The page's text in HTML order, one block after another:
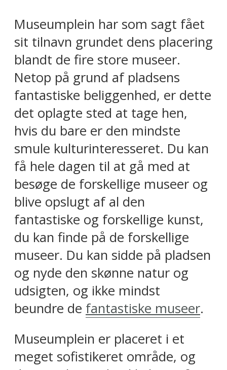
Museumplein har som sagt fået
sit tilnavn grundet dens placering
blandt de fire store museer.
Netop på grund af pladsens
fantastiske beliggenhed, er dette
det oplagte sted at tage hen,
hvis du bare er den mindste
smule kulturinteresseret. Du kan
få hele dagen til at gå med at
besøge de forskellige museer og
blive opslugt af al den
fantastiske og forskellige kunst,
du kan finde på de forskellige
museer. Du kan sidde på pladsen
og nyde den skønne natur og
udsigten, og ikke mindst
beundre de fantastiske museer.
Museumplein er placeret i et
meget sofistikeret område, og